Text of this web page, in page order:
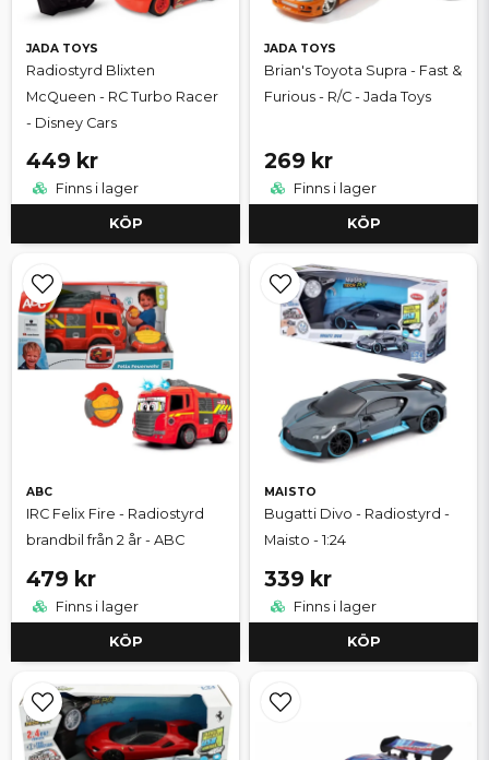
JADA TOYS
Radiostyrd Blixten
McQueen - RC Turbo Racer
- Disney Cars
449 kr
Finns i lager
KÖP
JADA TOYS
Brian's Toyota Supra - Fast &
Furious - R/C - Jada Toys
269 kr
Finns i lager
KÖP
ABC
IRC Felix Fire - Radiostyrd
brandbil från 2 år - ABC
479 kr
Finns i lager
KÖP
MAISTO
Bugatti Divo - Radiostyrd -
Maisto - 1:24
339 kr
Finns i lager
KÖP